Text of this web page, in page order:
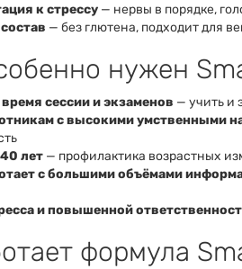
к стрессу — нервы в порядке,
— без глютена, подходит для
нужен
сессии и экзаменов — учить и
с высокими умственными
лет — профилактика возрастных
с большими объёмами
и повышенной
формула